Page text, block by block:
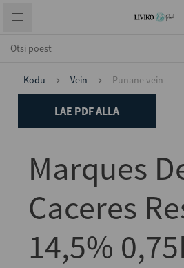
Kodu Vein Punane vein
LAE PDF ALLA
Marques
Caceres
14,5%